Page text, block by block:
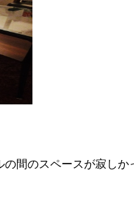
の間のスペースが寂しか